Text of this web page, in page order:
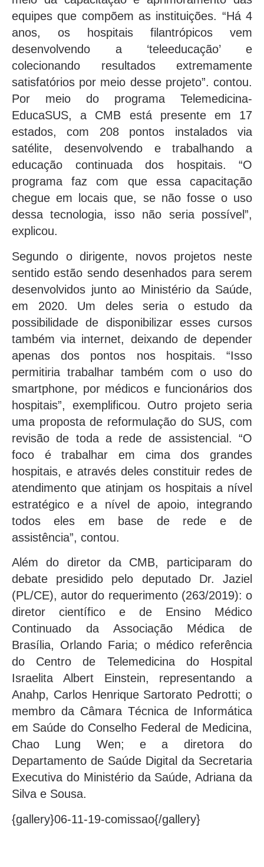
equipes que compõem as instituições. “Há 4
anos, os hospitais filantrópicos vem
desenvolvendo a ‘teleeducação’ e
colecionando resultados extremamente
satisfatórios por meio desse projeto”. contou.
Por meio do programa Telemedicina-
EducaSUS, a CMB está presente em 17
estados, com 208 pontos instalados via
satélite, desenvolvendo e trabalhando a
educação continuada dos hospitais. “O
programa faz com que essa capacitação
chegue em locais que, se não fosse o uso
dessa tecnologia, isso não seria possível”,
explicou.
Segundo o dirigente, novos projetos neste
sentido estão sendo desenhados para serem
desenvolvidos junto ao Ministério da Saúde,
em 2020. Um deles seria o estudo da
possibilidade de disponibilizar esses cursos
também via internet, deixando de depender
apenas dos pontos nos hospitais. “Isso
permitiria trabalhar também com o uso do
smartphone, por médicos e funcionários dos
hospitais”, exemplificou. Outro projeto seria
uma proposta de reformulação do SUS, com
revisão de toda a rede de assistencial. “O
foco é trabalhar em cima dos grandes
hospitais, e através deles constituir redes de
atendimento que atinjam os hospitais a nível
estratégico e a nível de apoio, integrando
todos eles em base de rede e de
assistência”, contou.
Além do diretor da CMB, participaram do
debate presidido pelo deputado Dr. Jaziel
(PL/CE), autor do requerimento (263/2019): o
diretor científico e de Ensino Médico
Continuado da Associação Médica de
Brasília, Orlando Faria; o médico referência
do Centro de Telemedicina do Hospital
Israelita Albert Einstein, representando a
Anahp, Carlos Henrique Sartorato Pedrotti; o
membro da Câmara Técnica de Informática
em Saúde do Conselho Federal de Medicina,
Chao Lung Wen; e a diretora do
Departamento de Saúde Digital da Secretaria
Executiva do Ministério da Saúde, Adriana da
Silva e Sousa.
{gallery}06-11-19-comissao{/gallery}